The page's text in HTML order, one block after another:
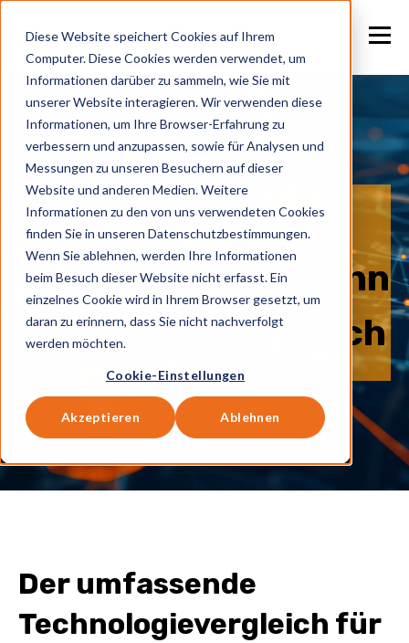
Diese Website speichert Cookies auf Ihrem
Computer. Diese Cookies werden verwendet, um
Informationen darüber zu sammeln, wie Sie mit
unserer Website interagieren. Wir verwenden diese
Informationen, um Ihre Browser-Erfahrung zu
verbessern und anzupassen, sowie für Analysen und
Messungen zu unseren Besuchern auf dieser
Website und anderen Medien. Weitere
Informationen zu den von uns verwendeten Cookies
finden Sie in unseren Datenschutzbestimmungen.
Wenn Sie ablehnen, werden Ihre Informationen
beim Besuch dieser Website nicht erfasst. Ein
einzelnes Cookie wird in Ihrem Browser gesetzt, um
daran zu erinnern, dass Sie nicht nachverfolgt
werden möchten.
Cookie-Einstellungen
Akzeptieren Ablehnen
IoT
Lokalisierungstechn
ologien im Vergleich
Der umfassende
Technologievergleich für